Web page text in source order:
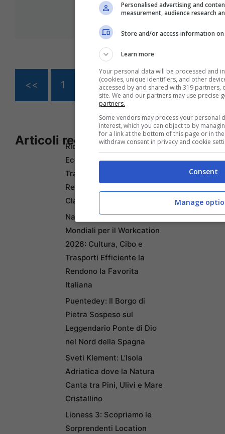
17 Settembre 2014
<< 1 156 157 158
Articoli recentiRicominciare da Zero:
Ecco i 10 Paesi Migliori per
Trasferirsi e Lavorare da
Remoto secondo la Nuova
Classifica
Napoli tra le Top 10 Città
Mondiali per il Workcation
2026: Cultura, Cibo e
Trasporti Efficiente la
Rendono la Favorita
Italiana
Puentedey: Il Borgo di
Pietra Sospeso sul
Leggendario Ponte di Dio
nel Nord della Spagna
Sveti Klement: L’Isola
Adriatica dove la Natura
Canta tra Pini, Ulivi e Mare
Cristallino
Lioness 3: Scopriamo le
Sorprendenti Location
Personalised advertising and
measurement, audience research
Store and/or access information on
Learn more
Your personal data will be processed and
(cookies, unique identifiers, and other
accessed by and shared with 319 partners,
site. We and our partners may use precise
partners.
Some vendors may process your personal
interest, which you can object to by
for a link at the bottom of this page or in
withdraw consent in privacy and cookie
Consent
Manage